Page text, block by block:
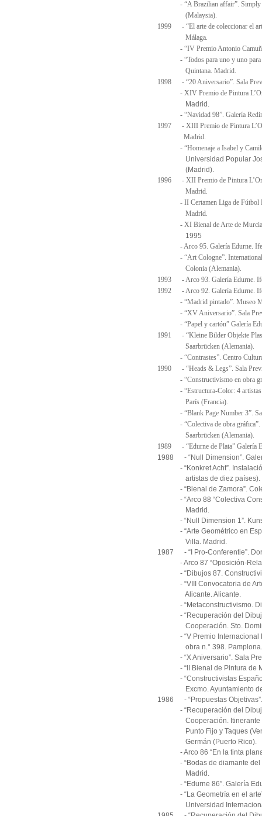
- “A Brazilian affair”. Simply
(Malaysia).
1999 - “El arte de coleccionar el
Málaga.
- “IV Premio Antonio
- “Todos para uno y uno para
Quintana. Madrid.
1998 - “20 Aniversario”. Sala
- XIV Premio de Pintura
Madrid.
- “Navidad 98”. Galería
1997 - XIII Premio de Pintura
Madrid.
- “Homenaje a Isabel y
Universidad Popular José
(Madrid).
1996 - XII Premio de Pintura
Madrid.
- II Certamen Liga de Fútbol
Madrid.
- XI Bienal de Arte de Murcia.
1995
- Arco 95. Galería Edurne.
- “Art Cologne”.
Colonia (Alemania).
1993 - Arco 93. Galería Edurne.
1992 - Arco 92. Galería Edurne.
- “Madrid pintado”. Museo
- “XV Aniversario”. Sala
- “Papel y cartón” Galería
1991 - “Kleine Bilder Objekte
Saarbrücken (Alemania).
- “Contrastes”. Centro Cultural
1990 - “Heads & Legs”. Sala
- “Constructivismo en obra
- “Estructura-Color: 4 artistas
París (Francia).
- “Blank Page Number 3”.
- “Colectiva de obra gráfica”.
Saarbrücken (Alemania).
1989 - “Edurne de Plata” Galería
1988 - “Null Dimension”.
- “Konkret Acht”.
artistas de diez países).
- “Bienal de Zamora”.
- “Arco 88 “Colectiva
Madrid.
- “Null Dimension 1”. Kunst
- “Arte Geométrico en
Villa. Madrid.
1987 - “I Pro-Conferentie”.
- Arco 87 “Oposición-
- “Dibujos 87.
- “VIII Convocatoria de
Alicante. Alicante.
- “Metaconstructivismo.
- “Recuperación del
Cooperación. Sto.
- “V Premio Internacional
obra n.° 398. Pamplona.
- “X Aniversario”. Sala
- “II Bienal de Pintura de
- “Constructivistas
Excmo. Ayuntamiento de
1986 - “Propuestas
- “Recuperación del
Cooperación. Itinerante
Punto Fijo y Taques
Germán (Puerto Rico).
- Arco 86 “En la tinta
- “Bodas de diamante del
Madrid.
- “Edurne 86”. Galería
- “La Geometría en el arte”.
Universidad Internacional